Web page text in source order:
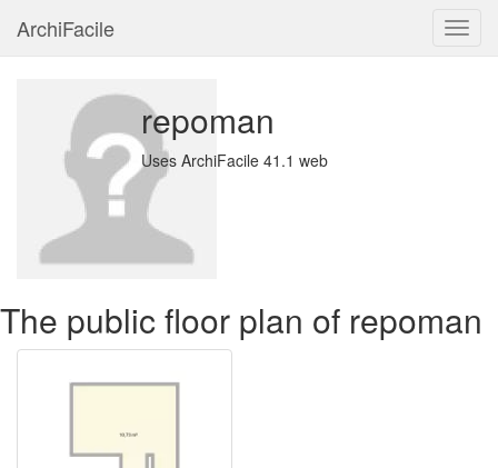
ArchiFacile
repoman
Uses ArchiFacile 41.1 web
The public floor plan of repoman